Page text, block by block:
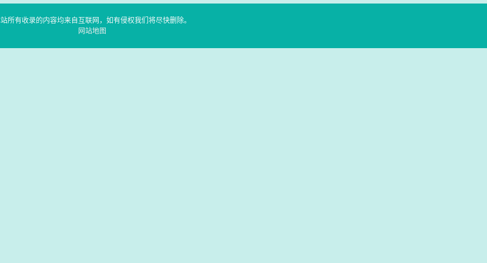
所有收录的内容均来自互联网，如有侵权我们将尽快删除。
网站地图